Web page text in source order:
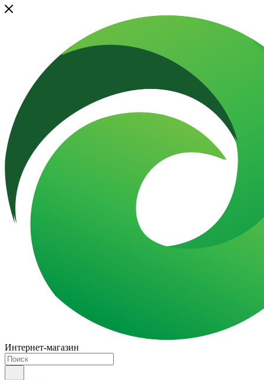
Интернет-магазин